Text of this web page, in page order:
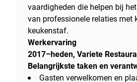
vaardigheden die helpen bij
van professionele relaties met
keukenstaf.
Werkervaring
2017–heden, Variete
Belangrijkste taken en
Gasten verwelkomen en